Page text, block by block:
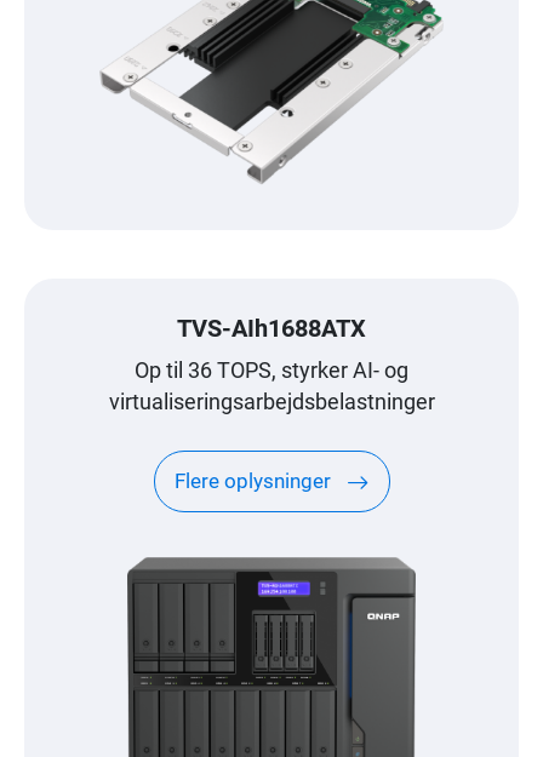
TVS-AIh1688ATX
Op til 36 TOPS, styrker AI- og
virtualiseringsarbejdsbelastninger
Flere oplysninger